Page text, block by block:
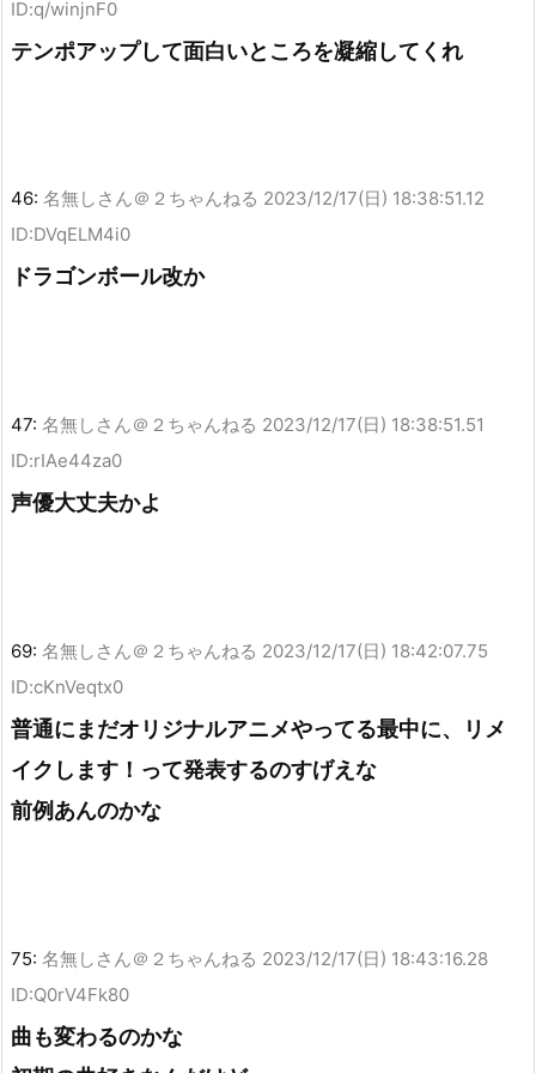
ID:q/winjnF0
テンポアップして面白いところを凝縮してくれ
46: 名無しさん＠２ちゃんねる 2023/12/17(日) 18:38:51.12
ID:DVqELM4i0
ドラゴンボール改か
47: 名無しさん＠２ちゃんねる 2023/12/17(日) 18:38:51.51
ID:rIAe44za0
声優大丈夫かよ
69: 名無しさん＠２ちゃんねる 2023/12/17(日) 18:42:07.75
ID:cKnVeqtx0
普通にまだオリジナルアニメやってる最中に、リメ
イクします！って発表するのすげえな
前例あんのかな
75: 名無しさん＠２ちゃんねる 2023/12/17(日) 18:43:16.28
ID:Q0rV4Fk80
曲も変わるのかな